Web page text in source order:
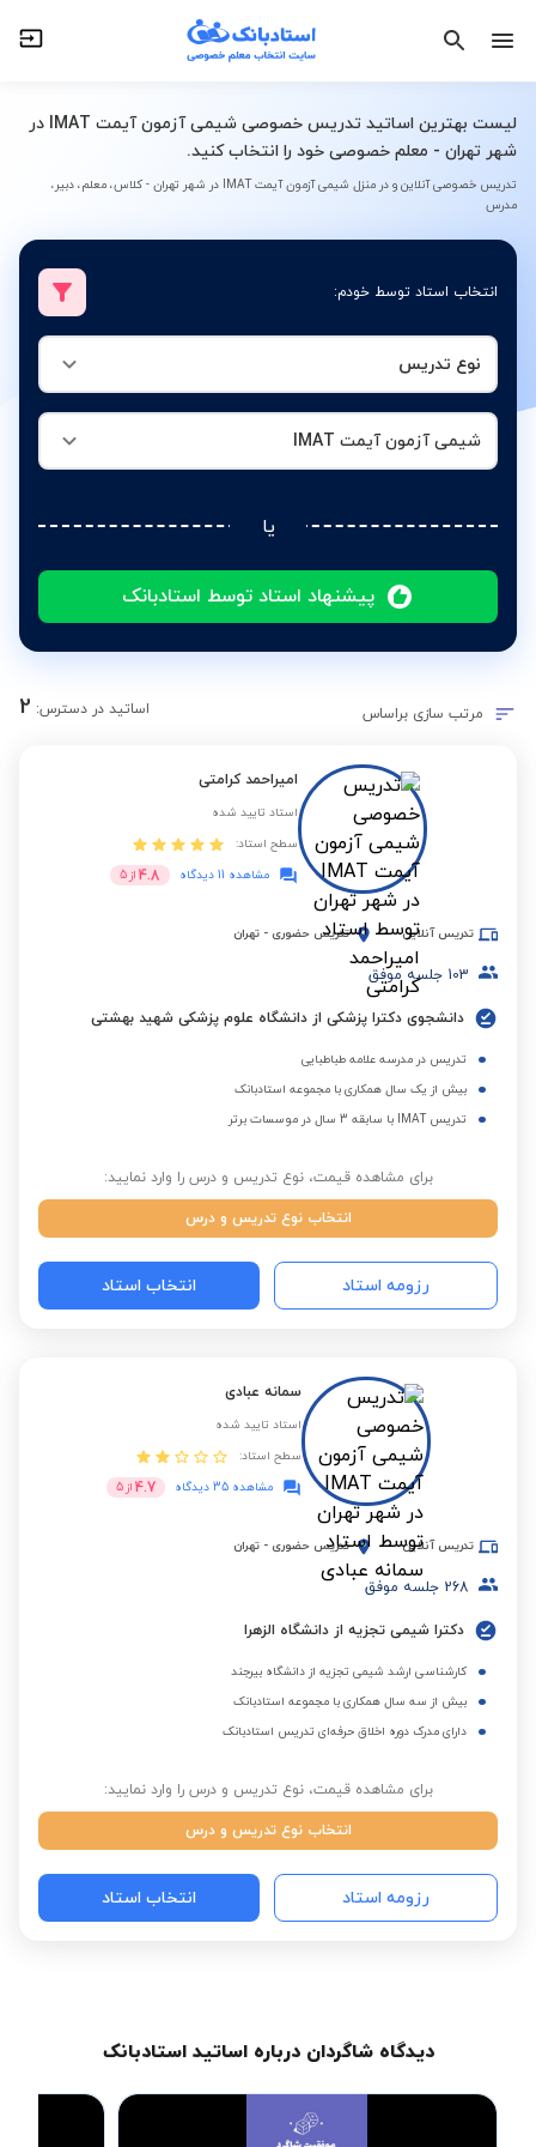
لیست بهترین اساتید تدریس خصوصی شیمی آزمون آیمت IMAT در
شهر تهران - معلم خصوصی خود را انتخاب کنید.
تدریس خصوصی آنلاین و در منزل شیمی آزمون آیمت IMAT در شهر تهران - کلاس، معلم، دبیر،
مدرس
انتخاب استاد توسط خودم:
نوع تدریس
شیمی آزمون آیمت IMAT
یا
پیشنهاد استاد توسط استادبانک
مرتب سازی براساس اساتید در دسترس: 2
امیراحمد کرامتی
استاد تایید شده
سطح استاد:
مشاهده 11 دیدگاه
4.8 از 5
تدریس آنلاین تدریس حضوری - تهران
103 جلسه موفق
دانشجوی دکترا پزشکی از دانشگاه علوم پزشکی شهید بهشتی
تدریس در مدرسه علامه طباطبایی
بیش از یک سال همکاری با مجموعه استادبانک
تدریس IMAT با سابقه 3 سال در موسسات برتر
برای مشاهده قیمت، نوع تدریس و درس را وارد نمایید:
انتخاب نوع تدریس و درس
رزومه استاد انتخاب استاد
سمانه عبادی
استاد تایید شده
سطح استاد:
مشاهده 35 دیدگاه
4.7 از 5
تدریس آنلاین تدریس حضوری - تهران
268 جلسه موفق
دکترا شیمی تجزیه از دانشگاه الزهرا
کارشناسی ارشد شیمی تجزیه از دانشگاه بیرجند
بیش از سه سال همکاری با مجموعه استادبانک
دارای مدرک دوره اخلاق حرفه‌ای تدریس استادبانک
برای مشاهده قیمت، نوع تدریس و درس را وارد نمایید:
انتخاب نوع تدریس و درس
رزومه استاد انتخاب استاد
دیدگاه شاگردان درباره اساتید استادبانک